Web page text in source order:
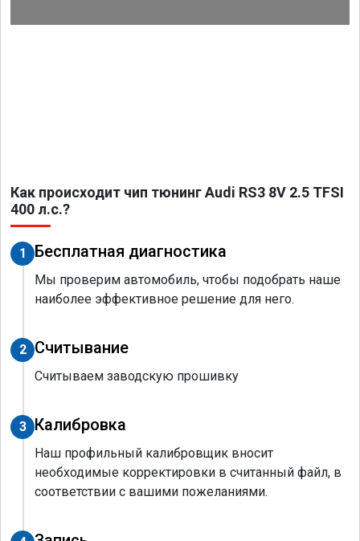
Как происходит чип тюнинг Audi RS3 8V 2.5 TFSI
400 л.с.?
1 Бесплатная диагностика
Мы проверим автомобиль, чтобы подобрать наше
наиболее эффективное решение для него.
2 Считывание
Считываем заводскую прошивку
3 Калибровка
Наш профильный калибровщик вносит
необходимые корректировки в считанный файл, в
соответствии с вашими пожеланиями.